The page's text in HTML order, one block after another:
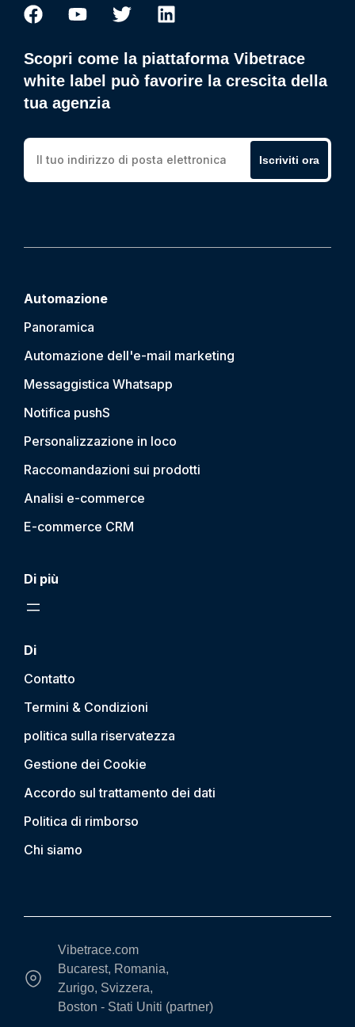
Scopri come la piattaforma Vibetrace
white label può favorire la crescita della
tua agenzia
Iscriviti ora
Automazione
Panoramica
Automazione dell'e-mail marketing
Messaggistica Whatsapp
Notifica pushS
Personalizzazione in loco
Raccomandazioni sui prodotti
Analisi e-commerce
E-commerce CRM
Di più
Di
Contatto
Termini & Condizioni
politica sulla riservatezza
Gestione dei Cookie
Accordo sul trattamento dei dati
Politica di rimborso
Chi siamo
Vibetrace.com
Bucarest, Romania,
Zurigo, Svizzera,
Boston - Stati Uniti (partner)